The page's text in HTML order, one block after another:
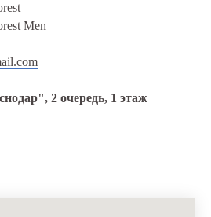
Men
2 очередь, 1 этаж